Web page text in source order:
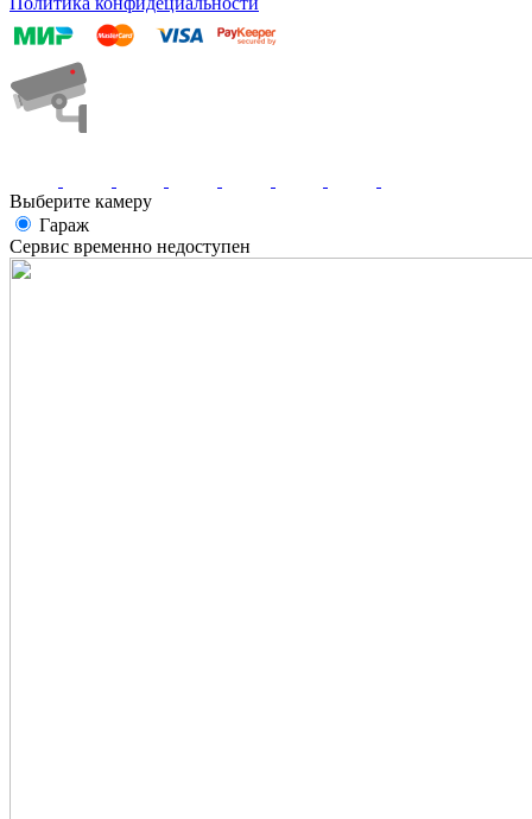
Выберите камеру
Гараж
Сервис временно недоступен